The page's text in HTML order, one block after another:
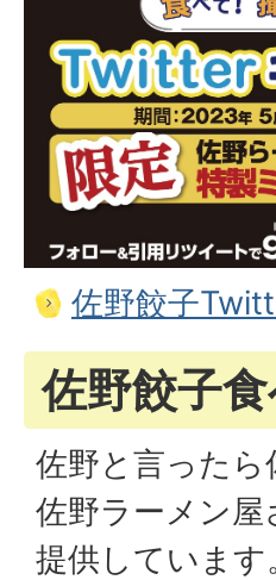
佐野餃子
佐野餃子
佐野と言った
佐野ラーメン
提供しています